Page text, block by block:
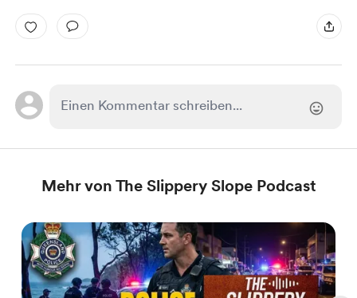
Mehr von The Slippery Slope Podcast